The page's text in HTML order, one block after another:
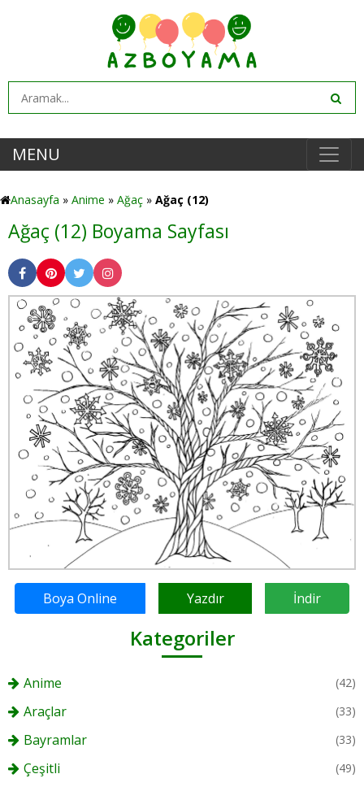
MENU
Anasayfa » Anime » Ağaç » Ağaç (12)
Ağaç (12) Boyama Sayfası
Boya Online Yazdır İndir
Kategoriler
Anime (42)
Araçlar (33)
Bayramlar (33)
Çeşitli (49)